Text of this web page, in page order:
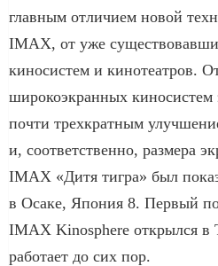
главным отличием новой
IMAX, от уже
киносистем и кинотеатров.
широкоэкранных киносистем
почти трехкратным
и, соответственно, размера
IMAX «Дитя тигра» был
в Осаке, Япония 8. Первый
IMAX Kinosphere открылся в
работает до сих пор.